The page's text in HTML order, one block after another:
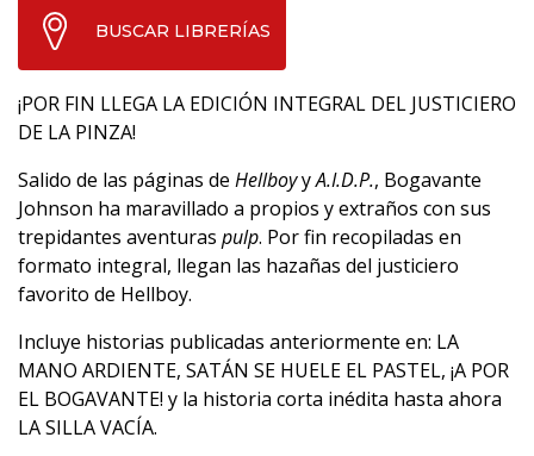
BUSCAR LIBRERÍAS
¡POR FIN LLEGA LA EDICIÓN INTEGRAL DEL JUSTICIERO
DE LA PINZA!
Salido de las páginas de HellboyyA.I.D.P., Bogavante
Johnson ha maravillado a propios y extraños con sus
trepidantes aventuras pulp. Por fin recopiladas en
formato integral, llegan las hazañas del justiciero
favorito de Hellboy.
Incluye historias publicadas anteriormente en: LA
MANO ARDIENTE, SATÁN SE HUELE EL PASTEL, ¡A POR
EL BOGAVANTE! y la historia corta inédita hasta ahora
LA SILLA VACÍA.